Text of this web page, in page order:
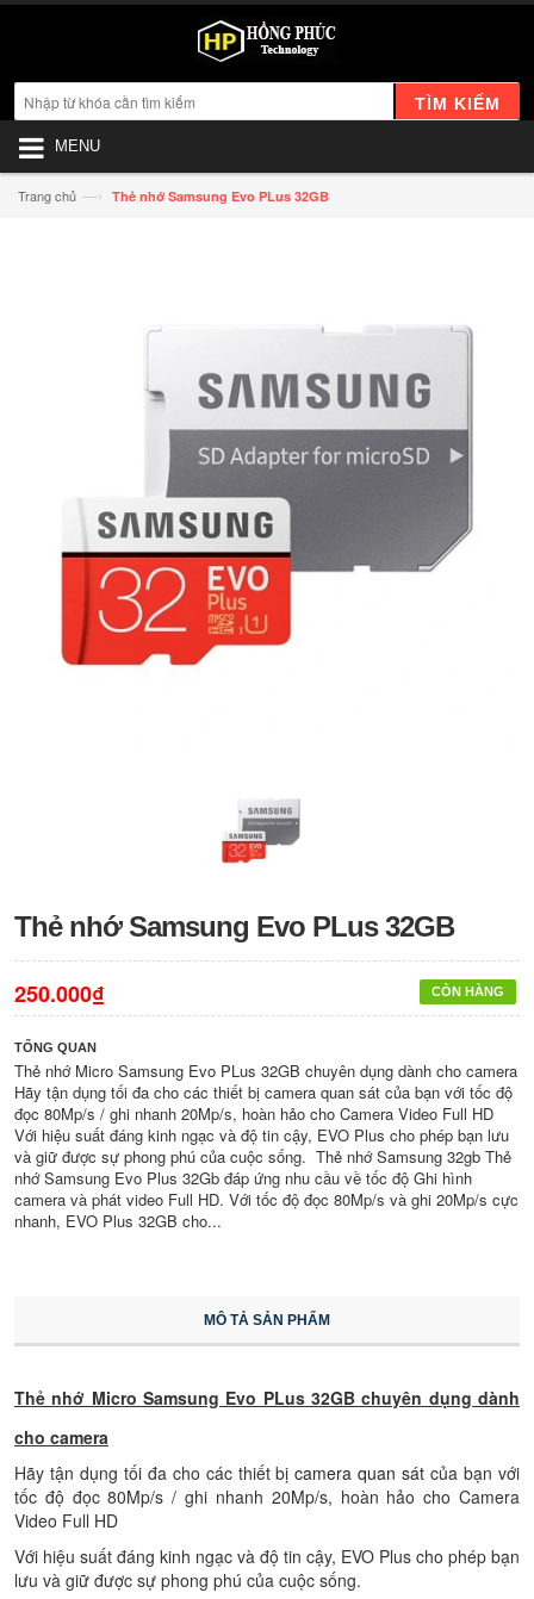
TÌM KIẾM
MENU
Trang chủ —› Thẻ nhớ Samsung Evo PLus 32GB
Thẻ nhớ Samsung Evo PLus 32GB
CÒN HÀNG
250.000₫
TỔNG QUAN
Thẻ nhớ Micro Samsung Evo PLus 32GB chuyên dụng dành cho camera
Hãy tận dụng tối đa cho các thiết bị camera quan sát của bạn với tốc độ
đọc 80Mp/s / ghi nhanh 20Mp/s, hoàn hảo cho Camera Video Full HD
Với hiệu suất đáng kinh ngạc và độ tin cậy, EVO Plus cho phép bạn lưu
và giữ được sự phong phú của cuộc sống. Thẻ nhớ Samsung 32gb Thẻ
nhớ Samsung Evo Plus 32Gb đáp ứng nhu cầu về tốc độ Ghi hình
camera và phát video Full HD. Với tốc độ đọc 80Mp/s và ghi 20Mp/s cực
nhanh, EVO Plus 32GB cho...
MÔ TẢ SẢN PHẨM
Thẻ nhớ Micro Samsung Evo PLus 32GB chuyên dụng dành
cho camera
Hãy tận dụng tối đa cho các thiết bịcamera quan sát của bạn với
tốc độ đọc 80Mp/s / ghi nhanh 20Mp/s, hoàn hảo cho Camera
Video Full HD
Với hiệu suất đáng kinh ngạc và độ tin cậy, EVO Plus cho phép bạn
lưu và giữ được sự phong phú của cuộc sống.